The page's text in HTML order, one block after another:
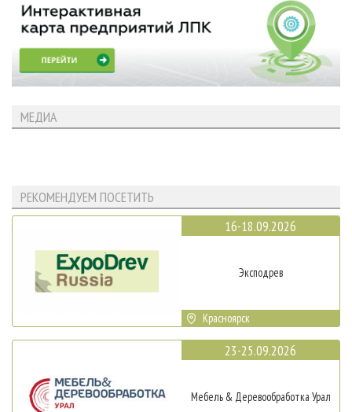
МЕДИА
РЕКОМЕНДУЕМ ПОСЕТИТЬ
16-18.09.2026
Эксподрев
Красноярск
23-25.09.2026
Мебель & Деревообработка Урал